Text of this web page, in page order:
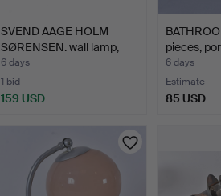
SVEND AAGE HOLM
SØRENSEN. wall lamp,
brass.
6 days
1 bid
159 USD
pieces,
6 days
Estimate
85 USD